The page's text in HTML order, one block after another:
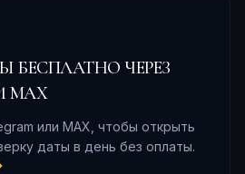
БЕСПЛАТНО ЧЕРЕЗ
MAX
или MAX, чтобы открыть
даты в день без оплаты.